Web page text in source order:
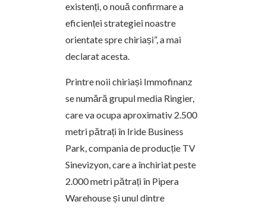
existenți, o nouă confirmare a
eficienței strategiei noastre
orientate spre chiriași”, a mai
declarat acesta.
Printre noii chiriași Immofinanz
se numără grupul media Ringier,
care va ocupa aproximativ 2.500
metri pătrați în Iride Business
Park, compania de producție TV
Sinevizyon, care a închiriat peste
2.000 metri pătrați în Pipera
Warehouse și unul dintre